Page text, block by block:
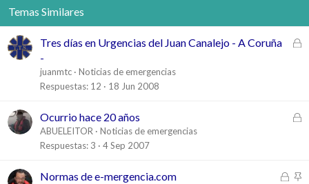
Temas Similares
C
Tres días en Urgencias del Juan Canalejo - A Coruña
-
juanmtc
Noticias de emergencias
Respuestas 12 18 Jun 2008
C
a
Ocurrio hace 20 años
ABUELEITOR
Noticias de emergencias
Respuestas 3 4 Sep 2007
C A
Normas de e-mergencia.com